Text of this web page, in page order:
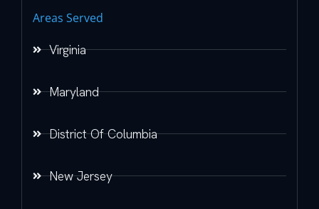
Areas Served
Virginia
Maryland
District Of Columbia
New Jersey